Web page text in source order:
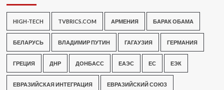
HIGH-TECH TVBRICS.COM АРМЕНИЯ БАРАК ОБАМА
БЕЛАРУСЬ ВЛАДИМИР ПУТИН ГАГАУЗИЯ ГЕРМАНИЯ
ГРЕЦИЯ ДНР ДОНБАСС ЕАЭС ЕС ЕЭК
ЕВРАЗИЙСКАЯ ИНТЕГРАЦИЯ ЕВРАЗИЙСКИЙ СОЮЗ